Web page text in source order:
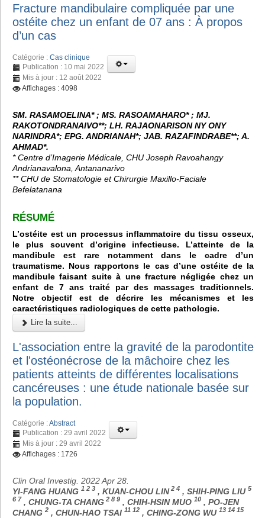
Fracture mandibulaire compliquée par une
ostéite chez un enfant de 07 ans : À propos
d’un cas
Catégorie : Cas clinique
Publication : 10 mai 2022
Mis à jour : 12 août 2022
Affichages : 4098
SM. RASAMOELINA* ; MS. RASOAMAHARO* ; MJ.
RAKOTONDRANAIVO**; LH. RAJAONARISON NY ONY
NARINDRA*; EPG. ANDRIANAH*; JAB. RAZAFINDRABE**; A.
AHMAD*.
* Centre d’Imagerie Médicale, CHU Joseph Ravoahangy
Andrianavalona, Antananarivo
** CHU de Stomatologie et Chirurgie Maxillo-Faciale
Befelatanana
RÉSUMÉ
L’ostéite est un processus inflammatoire du tissu osseux,
le plus souvent d’origine infectieuse. L’atteinte de la
mandibule est rare notamment dans le cadre d’un
traumatisme. Nous rapportons le cas d’une ostéite de la
mandibule faisant suite à une fracture négligée chez un
enfant de 7 ans traité par des massages traditionnels.
Notre objectif est de décrire les mécanismes et les
caractéristiques radiologiques de cette pathologie.
Lire la suite...
L'association entre la gravité de la parodontite
et l'ostéonécrose de la mâchoire chez les
patients atteints de différentes localisations
cancéreuses : une étude nationale basée sur
la population.
Catégorie :Abstract
Publication : 29 avril 2022
Mis à jour : 29 avril 2022
Affichages : 1726
Clin Oral Investig. 2022 Apr 28.
YI-FANG HUANG 1 2 3 , KUAN-CHOU LIN2 4 , SHIH-PING LIU 5
6 7 , CHUNG-TA CHANG 2 8 9 , CHIH-HSIN MUO 10 , PO-JEN
CHANG 2 , CHUN-HAO TSAI 11 12 , CHING-ZONG WU 13 14 15